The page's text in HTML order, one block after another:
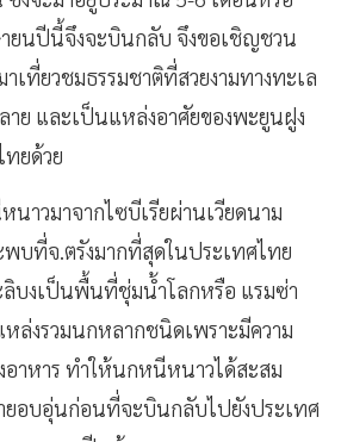
ยนปีนี้จึงจะบินกลับ จึงขอเชิญชวน
เที่ยวชมธรรมชาติที่สวยงามทางทะเล
าย และเป็นแหล่งอาศัยของพะยูนฝูง
ยด้วย
าวมาจากไซบีเรียผ่านเวียดนาม
บที่จ.ตรังมากที่สุดในประเทศไทย
ลิบงเป็นพื้นที่ชุ่มน้ำโลกหรือ แรมซ่า
ล่งรวมนกหลากชนิดเพราะมีความ
าหาร ทำให้นกหนีหนาวได้สะสม
ยอบอุ่นก่อนที่จะบินกลับไปยังประเทศ